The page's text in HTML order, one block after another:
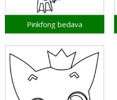
Pinkfong bedava